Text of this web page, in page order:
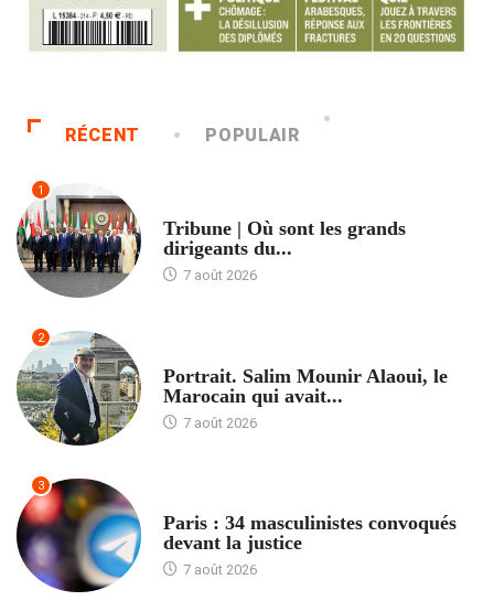
RÉCENT POPULAIR
1
Tribune | Où sont les grands
dirigeants du...
7 août 2026
2
Portrait. Salim Mounir Alaoui, le
Marocain qui avait...
7 août 2026
3
Paris : 34 masculinistes convoqués
devant la justice
7 août 2026